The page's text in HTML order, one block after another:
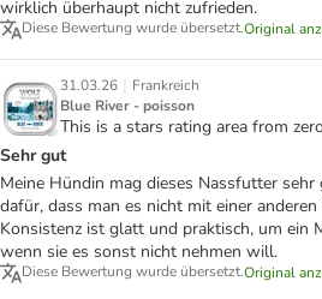
wirklich überhaupt nicht zufrieden.
Diese Bewertung wurde übersetzt.Original
31.03.26 | Frankreich
Blue River - poisson
This is a stars rating area from
Sehr gut
Meine Hündin mag dieses Nassfutter
dafür, dass man es nicht mit einer
Konsistenz ist glatt und praktisch, um ein
wenn sie es sonst nicht nehmen will.
Diese Bewertung wurde übersetzt.Original